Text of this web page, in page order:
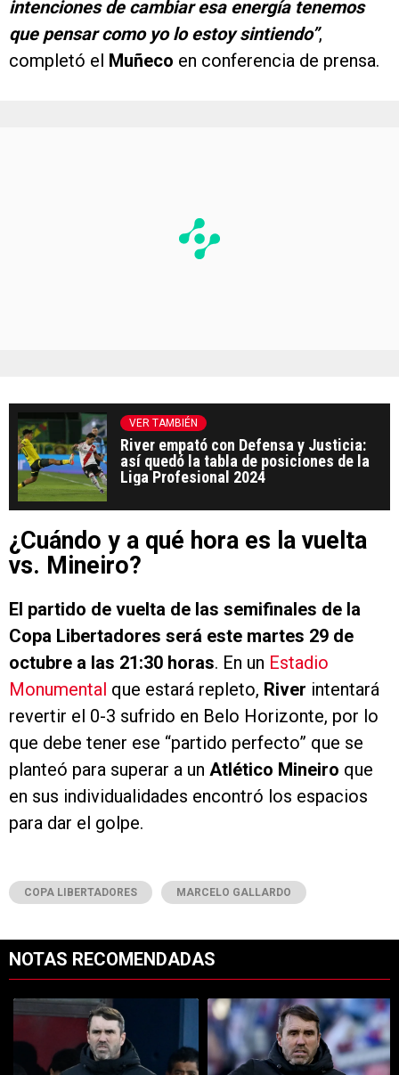
intenciones de cambiar esa energía tenemos
que pensar como yo lo estoy sintiendo”,
completó el Muñeco en conferencia de prensa.
VER TAMBIÉN
River empató con Defensa y Justicia:
así quedó la tabla de posiciones de la
Liga Profesional 2024
¿Cuándo y a qué hora es la vuelta
vs. Mineiro?
El partido de vuelta de las semifinales de la
Copa Libertadores será este martes 29 de
octubre a las 21:30 horas. En un Estadio
Monumental que estará repleto, River intentará
revertir el 0-3 sufrido en Belo Horizonte, por lo
que debe tener ese “partido perfecto” que se
planteó para superar a un Atlético Mineiro que
en sus individualidades encontró los espacios
para dar el golpe.
COPA LIBERTADORES MARCELO GALLARDO
NOTAS RECOMENDADAS
Un artículo de tendencia con el título "Coudet tras la derrota ante
Un artículo de tendencia con el